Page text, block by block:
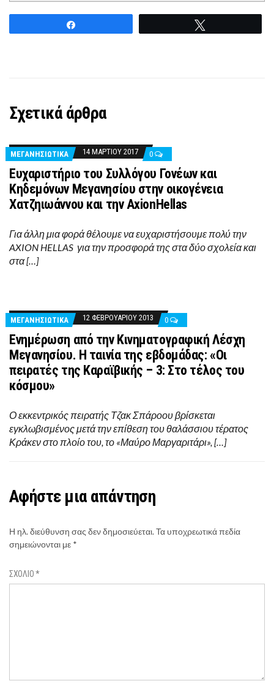
Σχετικά άρθρα
ΜΕΓΑΝΗΣΙΩΤΙΚΑ 14 ΜΑΡΤΊΟΥ 2017 0
Ευχαριστήριο του Συλλόγου Γονέων και
Κηδεμόνων Μεγανησίου στην οικογένεια
Χατζηιωάννου και την AxionHellas
Για άλλη μια φορά θέλουμε να ευχαριστήσουμε πολύ την
AXION HELLAS για την προσφορά της στα δύο σχολεία και
στα […]
ΜΕΓΑΝΗΣΙΩΤΙΚΑ 12 ΦΕΒΡΟΥΑΡΊΟΥ 2013 0
Ενημέρωση από την Κινηματογραφική Λέσχη
Μεγανησίου. Η ταινία της εβδομάδας: «Οι
πειρατές της Καραϊβικής – 3: Στο τέλος του
κόσμου»
Ο εκκεντρικός πειρατής Τζακ Σπάροου βρίσκεται
εγκλωβισμένος μετά την επίθεση του θαλάσσιου τέρατος
Κράκεν στο πλοίο του, το «Μαύρο Μαργαριτάρι», […]
Αφήστε μια απάντηση
Η ηλ. διεύθυνση σας δεν δημοσιεύεται.Τα υποχρεωτικά πεδία
σημειώνονται με *
ΣΧΌΛΙΟ*